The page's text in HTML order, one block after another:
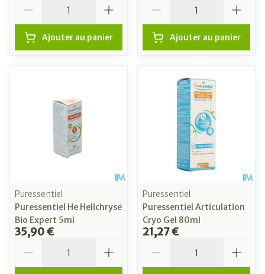
Ajouter au panier Ajouter au panier
Puressentiel
Puressentiel He Helichryse
Bio Expert 5ml
35,90 €
Puressentiel
Puressentiel Articulation
Cryo Gel 80ml
21,27 €